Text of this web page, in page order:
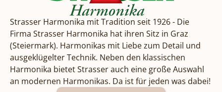
Strasser Harmonika mit Tradition seit 1926 - Die
Firma Strasser Harmonika hat ihren Sitz in Graz
(Steiermark). Harmonikas mit Liebe zum Detail und
ausgeklügelter Technik. Neben den klassischen
Harmonika bietet Strasser auch eine große Auswahl
an modernen Harmonikas. Da ist für jeden was dabei!